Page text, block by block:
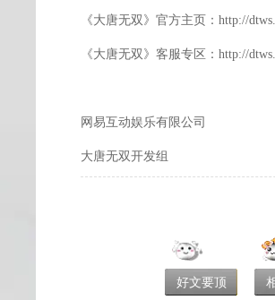
《大唐无双》官方主页：http://
《大唐无双》客服专区：http://
网易互动娱乐有限公司
大唐无双开发组
好文要顶